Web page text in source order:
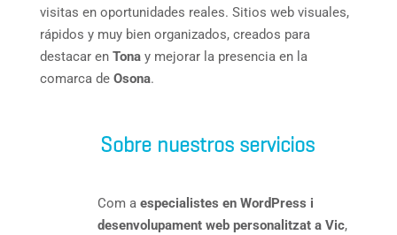
visitas en oportunidades reales. Sitios web visuales,
rápidos y muy bien organizados, creados para
destacar en Tonay mejorar la presencia en la
comarca de Osona.
Sobre nuestros servicios
Com a especialistes en WordPress i
desenvolupament web personalitzat a Vic,